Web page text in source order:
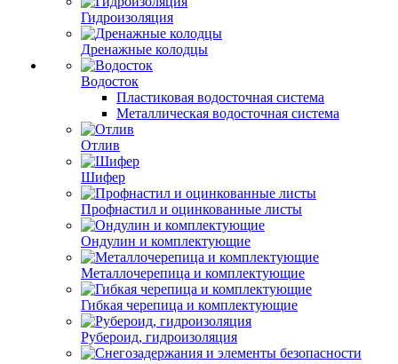
Гидроизоляция
Дренажные колодцы
Водосток
Пластиковая водосточная система
Металлическая водосточная система
Отлив
Шифер
Профнастил и оцинкованные листы
Ондулин и комплектующие
Металлочерепица и комплектующие
Гибкая черепица и комплектующие
Рубероид, гидроизоляция